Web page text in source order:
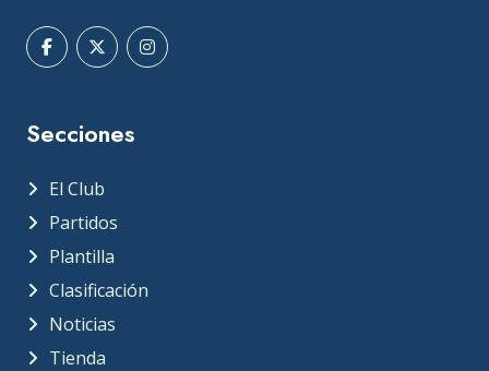
Secciones
El Club
Partidos
Plantilla
Clasificación
Noticias
Tienda